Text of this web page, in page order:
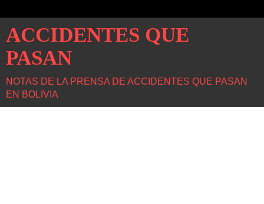
ACCIDENTES QUE
PASAN
NOTAS DE LA PRENSA DE ACCIDENTES QUE PASAN
EN BOLIVIA